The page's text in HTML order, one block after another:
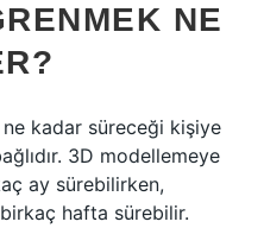
NE
kadar süreceği kişiye
3D modellemeye
ay sürebilirken,
hafta sürebilir.